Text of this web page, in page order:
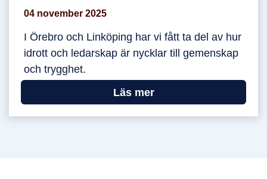
04 november 2025
I Örebro och Linköping har vi fått ta del av hur
idrott och ledarskap är nycklar till gemenskap
och trygghet.
Läs mer